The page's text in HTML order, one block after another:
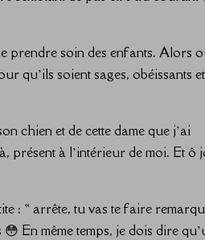
prendre soin des enfants. Alors
qu’ils soient sages, obéissants et
chien et de cette dame que j’ai
présent à l’intérieur de moi. Et ô
: « arrête, tu vas te faire
En même temps, je dois dire